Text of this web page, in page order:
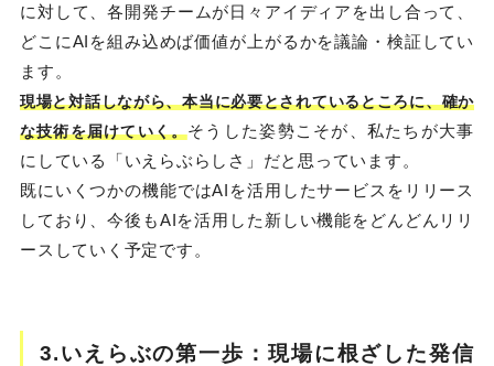
に対して、各開発チームが日々アイディアを出し合って、
どこにAIを組み込めば価値が上がるかを議論・検証してい
ます。
現場と対話しながら、本当に必要とされているところに、確か
な技術を届けていく。そうした姿勢こそが、私たちが大事
にしている「いえらぶらしさ」だと思っています。
既にいくつかの機能ではAIを活用したサービスをリリース
しており、今後もAIを活用した新しい機能をどんどんリリ
ースしていく予定です。
3.いえらぶの第一歩：現場に根ざした発信